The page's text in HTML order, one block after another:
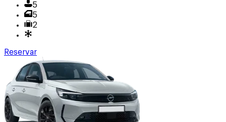
5
5
2
Reservar